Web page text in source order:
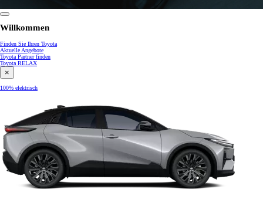
Willkommen
Finden Sie Ihren Toyota
Aktuelle Angebote
Toyota Partner finden
Toyota RELAX
×
100% elektrisch